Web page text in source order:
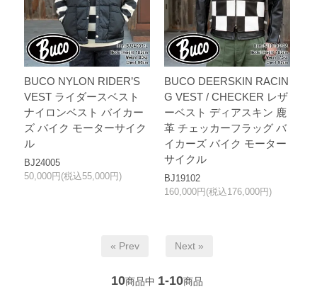
BUCO NYLON RIDER’S
VEST ライダースベスト
ナイロンベスト バイカー
ズ バイク モーターサイク
ル
BJ24005
50,000円(税込55,000円)
BUCO DEERSKIN RACIN
G VEST / CHECKER レザ
ーベスト ディアスキン 鹿
革 チェッカーフラッグ バ
イカーズ バイク モーター
サイクル
BJ19102
160,000円(税込176,000円)
« Prev Next »
10商品中 1-10商品